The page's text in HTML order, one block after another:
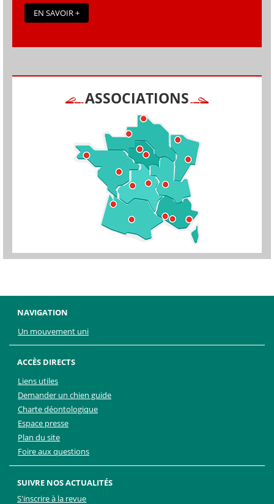
EN SAVOIR +
ASSOCIATIONS
NAVIGATION
Un mouvement uni
ACCÈS DIRECTS
Liens utiles
Demander un chien guide
Charte déontologique
Espace presse
Plan du site
Foire aux questions
SUIVRE NOS ACTUALITÉS
S'inscrire à la revue